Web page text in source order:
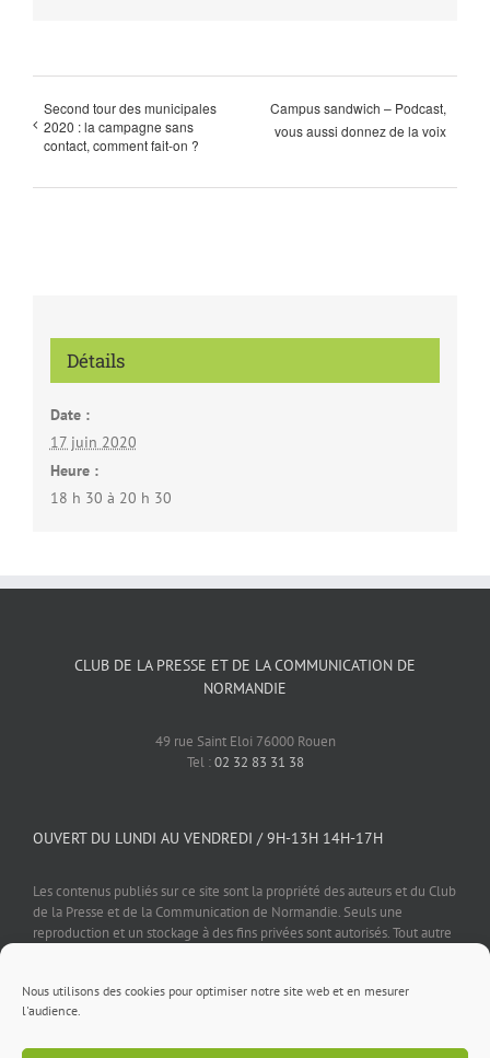
Nous utilisons des cookies pour optimiser notre site web et en mesurer
l'audience.
Second tour des municipales
2020 : la campagne sans
contact, comment fait-on ?
Campus sandwich – Podcast,
vous aussi donnez de la voix
Détails
Date :
17 juin 2020
Heure :
18 h 30 à 20 h 30
CLUB DE LA PRESSE ET DE LA COMMUNICATION DE
NORMANDIE
49 rue Saint Eloi 76000 Rouen
Tel :02 32 83 31 38
OUVERT DU LUNDI AU VENDREDI / 9H-13H 14H-17H
Les contenus publiés sur ce site sont la propriété des auteurs et du Club
de la Presse et de la Communication de Normandie. Seuls une
reproduction et un stockage à des fins privées sont autorisés. Tout autre